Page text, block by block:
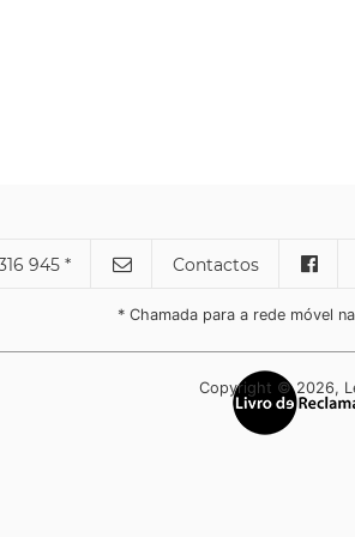
945 * Contactos
* Chamada para a rede móvel
Copyright © 2026,